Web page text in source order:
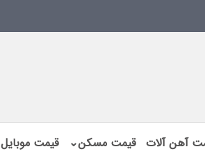
آهن آلات قیمت مسکن⌄ قیمت موبایل